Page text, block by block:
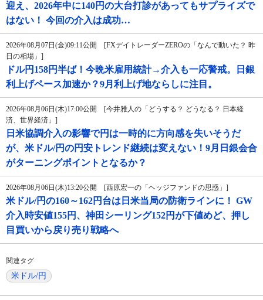
迎え、2026年中に140円の大台打診があってもサプライズで
はない！ 今回の介入は成功…
2026年08月07日(金)09:11公開 [FXデイトレーダーZEROの「なんで動いた？ 昨
日の相場」]
ドル円158円半ば！今晩米雇用統計→介入も一応警戒。日銀
利上げペース加速か？9月利上げ地ならしに注目。
2026年08月06日(木)17:00公開 [今井雅人の「どうする？ どうなる？ 日本経
済、世界経済」]
日米協調介入の影響で円は一時的に方向感を失いそうだ
が、米ドル/円の円安トレンド継続は変えない！9月日銀会合
がターニングポイントとなるか？
2026年08月06日(木)13:20公開 [西原宏一の「ヘッジファンドの思惑」]
米ドル/円の160～162円台は日米当局の防衛ラインに！ GW
介入時安値155円、神田シーリング152円が下値めど、押し
目買いから戻り売り戦略へ
関連タグ
米ドル/円